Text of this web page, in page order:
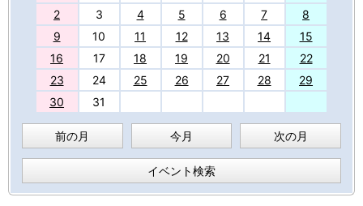
2
3 4 5 6 7
8
9
10 11 12 13 14
15
16
17 18 19 20 21
22
23
24 25 26 27 28
29
30
31
前の月 今月 次の月
イベント検索